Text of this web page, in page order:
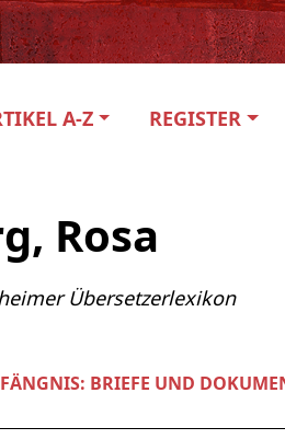
A-Z REGISTER
Rosa
Übersetzerlexikon
BRIEFE UND